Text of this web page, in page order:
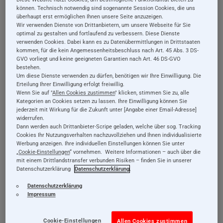
Holzspielzeug
Memo Kunterbunt,
Bild-Paare finden,
Legespiel aus Holz,
36 Teile
24,99 €
inkl. 19% MwSt., exkl.
Versandkosten
Holzspielzeug
Bilderschlange,
Legespiel aus Holz,
20 Teile
23,99 €
können. Technisch notwendig sind sogenannte Session Cookies, die uns
überhaupt erst ermöglichen Ihnen unsere Seite anzuzeigen.
Wir verwenden Dienste von Drittanbietern, um unsere Webseite für Sie
optimal zu gestalten und fortlaufend zu verbessern. Diese Dienste
verwenden Cookies. Dabei kann es zu Datenübermittlungen in Drittstaaten
kommen, für die kein Angemessenheitsbeschluss nach Art. 45 Abs. 3 DS-
GVO vorliegt und keine geeigneten Garantien nach Art. 46 DS-GVO
bestehen.
Um diese Dienste verwenden zu dürfen, benötigen wir Ihre Einwilligung. Die
Erteilung Ihrer Einwilligung erfolgt freiwillig.
Wenn Sie auf "Allen Cookies zustimmen" klicken, stimmen Sie zu, alle
Kategorien an Cookies setzen zu lassen. Ihre Einwilligung können Sie
jederzeit mit Wirkung für die Zukunft unter [Angabe einer Email-Adresse]
widerrufen.
Dann werden auch Drittanbieter-Scripe geladen, welche über sog. Tracking
Cookies Ihr Nutzungsverhalten nachzuvollziehen und Ihnen individualisierte
Werbung anzeigen. Ihre individuellen Einstellungen können Sie unter
„Cookie-Einstellungen“ vornehmen. Weitere Informationen – auch über die
mit einem Drittlandstransfer verbunden Risiken – finden Sie in unserer
Datenschutzerklärung Datenschutzerklärung.
Datenschutzerklärung
Impressum
Allen Cookies zustimmen
Cookie-Einstellungen